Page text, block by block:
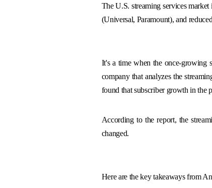
The U.S. streaming services
(Universal, Paramount), and
It's a time when the once-growing
company that analyzes the
found that subscriber growth in the
According to the report, the
changed.
Here are the key takeaways from